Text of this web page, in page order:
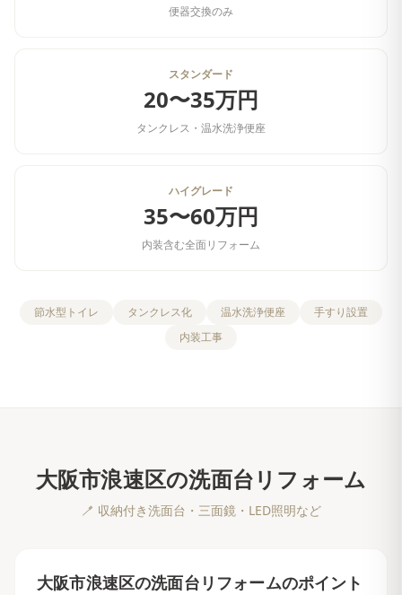
便器交換のみ
スタンダード
20〜35万円
タンクレス・温水洗浄便座
ハイグレード
35〜60万円
内装含む全面リフォーム
節水型トイレ タンクレス化 温水洗浄便座
手すり設置
内装工事
大阪市浪速区の洗面台リフォーム
🪥 収納付き洗面台・三面鏡・LED照明など
大阪市浪速区の洗面台リフォームのポイント